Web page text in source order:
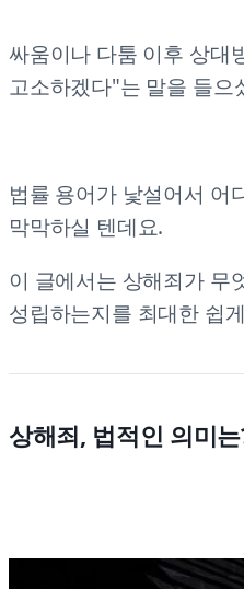
싸움이나 다툼 이후 상대
고소하겠다"는 말을 들으
법률 용어가 낯설어서 어
막막하실 텐데요.
이 글에서는 상해죄가 무
성립하는지를 최대한 쉽
상해죄, 법적인 의미